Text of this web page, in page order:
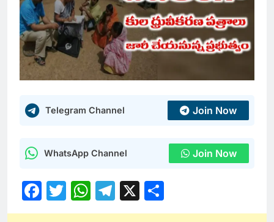
Telegram Channel Join Now
WhatsApp Channel Join Now
Facebook
Twitter
WhatsApp
Telegram
X